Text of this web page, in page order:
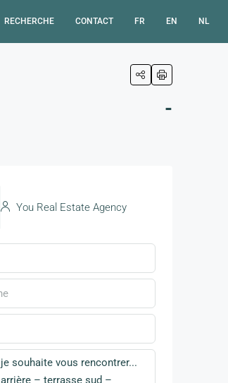
RECHERCHE CONTACT FR EN NL
-
You Real Estate Agency